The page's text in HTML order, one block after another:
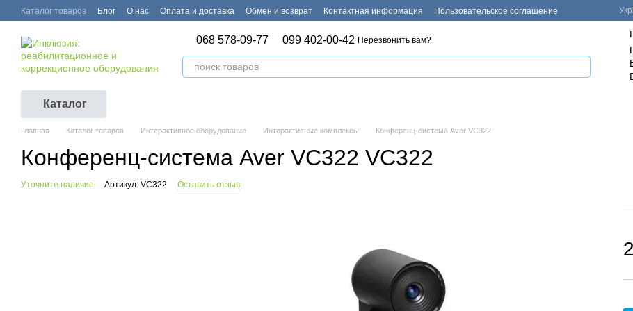
Перейти к основному контенту
Каталог товаров Блог О нас Оплата и доставка Обмен и возврат Контактная информация Пользовательское соглашение Укр
068 578-09-77 099 402-00-42 Перезвонить вам?
Каталог
Главная Каталог товаров Интерактивное оборудование Интерактивные комплексы Конференц-система Aver VC322
Конференц-система Aver VC322 VC322
Уточните наличие Артикул: VC322 Оставить отзыв